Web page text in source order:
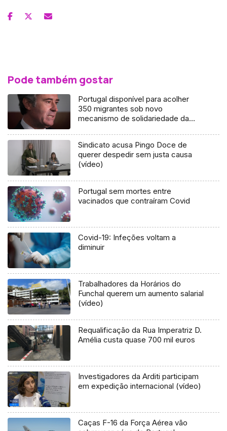
Pode também gostar
Portugal disponível para acolher
350 migrantes sob novo
mecanismo de solidariedade da
Sindicato acusa Pingo Doce de
querer despedir sem justa causa
(vídeo)
Portugal sem mortes entre
vacinados que contraíram Covid
Covid-19: Infeções voltam a
diminuir
Trabalhadores da Horários do
Funchal querem um aumento salarial
(vídeo)
Requalificação da Rua Imperatriz D.
Amélia custa quase 700 mil euros
Investigadores da Arditi participam
em expedição internacional (vídeo)
Caças F-16 da Força Aérea vão